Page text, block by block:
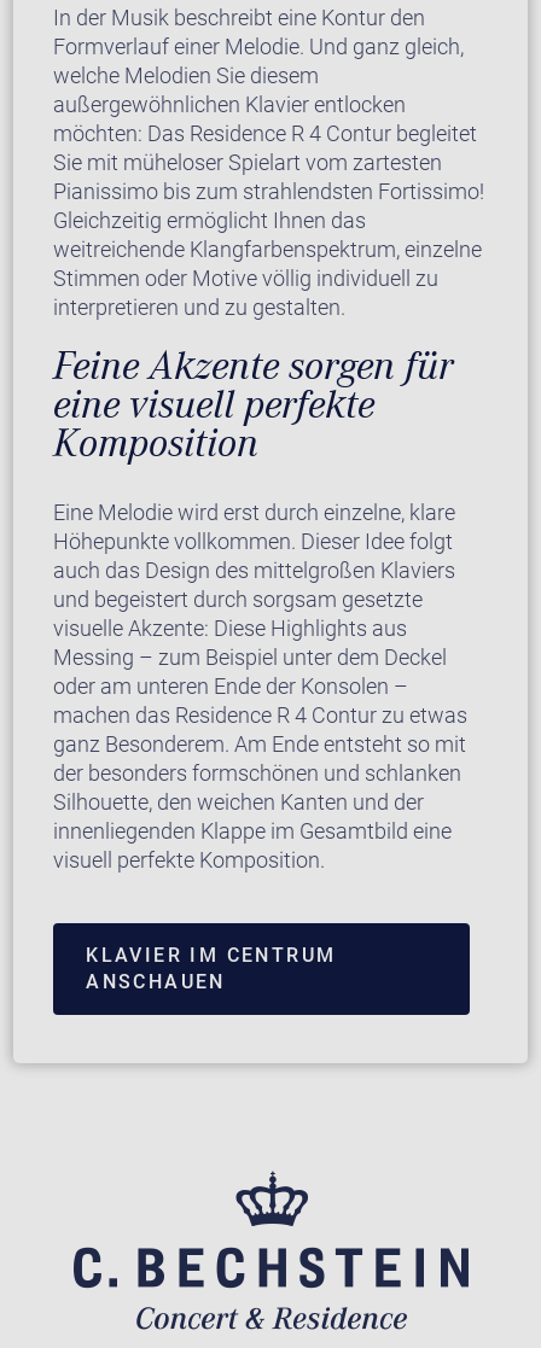
In der Musik beschreibt eine Kontur den
Formverlauf einer Melodie. Und ganz gleich,
welche Melodien Sie diesem
außergewöhnlichen Klavier entlocken
möchten: Das Residence R 4 Contur begleitet
Sie mit müheloser Spielart vom zartesten
Pianissimo bis zum strahlendsten Fortissimo!
Gleichzeitig ermöglicht Ihnen das
weitreichende Klangfarbenspektrum, einzelne
Stimmen oder Motive völlig individuell zu
interpretieren und zu gestalten.
Feine Akzente sorgen für
eine visuell perfekte
Komposition
Eine Melodie wird erst durch einzelne, klare
Höhepunkte vollkommen. Dieser Idee folgt
auch das Design des mittelgroßen Klaviers
und begeistert durch sorgsam gesetzte
visuelle Akzente: Diese Highlights aus
Messing – zum Beispiel unter dem Deckel
oder am unteren Ende der Konsolen –
machen das Residence R 4 Contur zu etwas
ganz Besonderem. Am Ende entsteht so mit
der besonders formschönen und schlanken
Silhouette, den weichen Kanten und der
innenliegenden Klappe im Gesamtbild eine
visuell perfekte Komposition.
KLAVIER IM CENTRUM
ANSCHAUEN